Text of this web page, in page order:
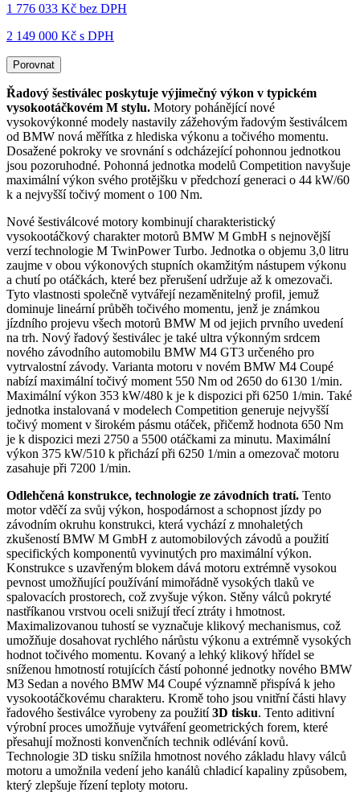
1 776 033 Kč bez DPH
2 149 000 Kč s DPH
Porovnat
Řadový šestiválec poskytuje výjimečný výkon v typickém
vysokootáčkovém M stylu. Motory pohánějící nové
vysokovýkonné modely nastavily zážehovým řadovým šestiválcem
od BMW nová měřítka z hlediska výkonu a točivého momentu.
Dosažené pokroky ve srovnání s odcházející pohonnou jednotkou
jsou pozoruhodné. Pohonná jednotka modelů Competition navyšuje
maximální výkon svého protějšku v předchozí generaci o 44 kW/60
k a nejvyšší točivý moment o 100 Nm.
Nové šestiválcové motory kombinují charakteristický
vysokootáčkový charakter motorů BMW M GmbH s nejnovější
verzí technologie M TwinPower Turbo. Jednotka o objemu 3,0 litru
zaujme v obou výkonových stupních okamžitým nástupem výkonu
a chutí po otáčkách, které bez přerušení udržuje až k omezovači.
Tyto vlastnosti společně vytvářejí nezaměnitelný profil, jemuž
dominuje lineární průběh točivého momentu, jenž je známkou
jízdního projevu všech motorů BMW M od jejich prvního uvedení
na trh. Nový řadový šestiválec je také ultra výkonným srdcem
nového závodního automobilu BMW M4 GT3 určeného pro
vytrvalostní závody. Varianta motoru v novém BMW M4 Coupé
nabízí maximální točivý moment 550 Nm od 2650 do 6130 1/min.
Maximální výkon 353 kW/480 k je k dispozici při 6250 1/min. Také
jednotka instalovaná v modelech Competition generuje nejvyšší
točivý moment v širokém pásmu otáček, přičemž hodnota 650 Nm
je k dispozici mezi 2750 a 5500 otáčkami za minutu. Maximální
výkon 375 kW/510 k přichází při 6250 1/min a omezovač motoru
zasahuje při 7200 1/min.
Odlehčená konstrukce, technologie ze závodních tratí. Tento
motor vděčí za svůj výkon, hospodárnost a schopnost jízdy po
závodním okruhu konstrukci, která vychází z mnohaletých
zkušeností BMW M GmbH z automobilových závodů a použití
specifických komponentů vyvinutých pro maximální výkon.
Konstrukce s uzavřeným blokem dává motoru extrémně vysokou
pevnost umožňující používání mimořádně vysokých tlaků ve
spalovacích prostorech, což zvyšuje výkon. Stěny válců pokryté
nastříkanou vrstvou oceli snižují třecí ztráty i hmotnost.
Maximalizovanou tuhostí se vyznačuje klikový mechanismus, což
umožňuje dosahovat rychlého nárůstu výkonu a extrémně vysokých
hodnot točivého momentu. Kovaný a lehký klikový hřídel se
sníženou hmotností rotujících částí pohonné jednotky nového BMW
M3 Sedan a nového BMW M4 Coupé významně přispívá k jeho
vysokootáčkovému charakteru. Kromě toho jsou vnitřní části hlavy
řadového šestiválce vyrobeny za použití3D tisku. Tento aditivní
výrobní proces umožňuje vytváření geometrických forem, které
přesahují možnosti konvenčních technik odlévání kovů.
Technologie 3D tisku snížila hmotnost nového základu hlavy válců
motoru a umožnila vedení jeho kanálů chladicí kapaliny způsobem,
který zlepšuje řízení teploty motoru.